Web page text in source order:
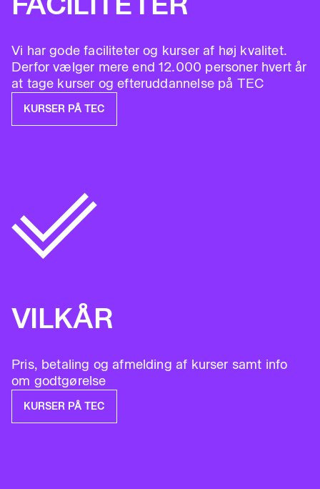
Vi har gode faciliteter og kurser af høj kvalitet.
Derfor vælger mere end 12.000 personer hvert år
at tage kurser og efteruddannelse på TEC
KURSER PÅ TEC
VILKÅR
Pris, betaling og afmelding af kurser samt info
om godtgørelse
KURSER PÅ TEC